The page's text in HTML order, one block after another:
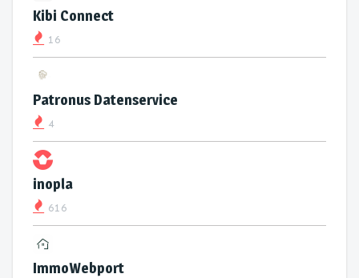
Kibi Connect
16
Patronus Datenservice
4
inopla
616
ImmoWebport